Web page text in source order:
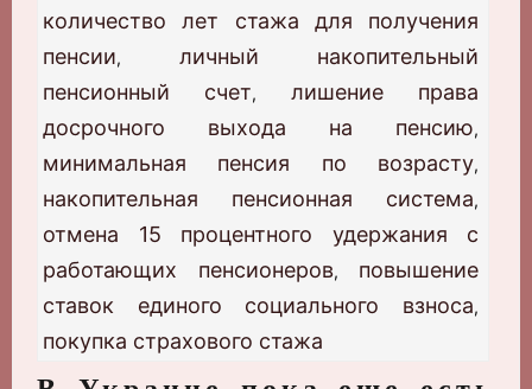
количество лет стажа для получения
пенсии, личный накопительный
пенсионный счет, лишение права
досрочного выхода на пенсию,
минимальная пенсия по возрасту,
накопительная пенсионная система,
отмена 15 процентного удержания с
работающих пенсионеров, повышение
ставок единого социального взноса,
покупка страхового стажа